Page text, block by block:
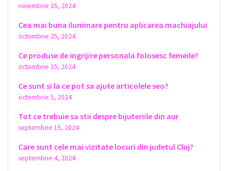
noiembrie 15, 2024
Cea mai buna iluminare pentru aplicarea machiajului
octombrie 25, 2024
Ce produse de ingrijire personala folosesc femeile?
octombrie 15, 2024
Ce sunt si la ce pot sa ajute articolele seo?
octombrie 5, 2024
Tot ce trebuie sa stii despre bijuteriile din aur
septembrie 15, 2024
Care sunt cele mai vizitate locuri din judetul Cluj?
septembrie 4, 2024